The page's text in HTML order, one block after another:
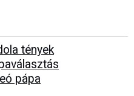
tények
pápa